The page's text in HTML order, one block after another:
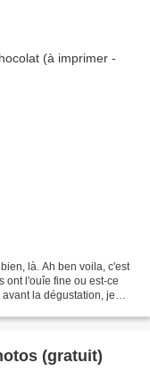
là. Ah ben voila, c'est
ont l'ouîe fine ou est-ce
la dégustation, je
(gratuit)